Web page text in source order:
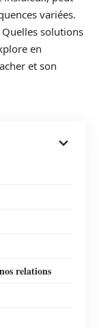
variées.
solutions
en
et son
relations